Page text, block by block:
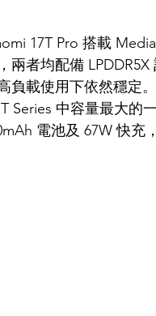
17T Pro 搭載
兩者均配備
負載使用下依然穩定
Series 中容量最大的
電池及 67W 快充